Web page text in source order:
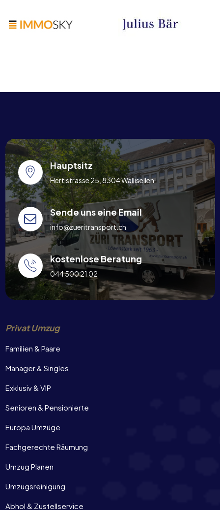
Hauptsitz
Hertistrasse 25, 8304 Wallisellen
Sende uns eine Email
info@zueritransport.ch
kostenlose Beratung
044 500 21 02
Privat Umzug
Familien & Paare
Manager & Singles
Exklusiv & VIP
Senioren & Pensionierte
Europa Umzüge
Fachgerechte Räumung
Umzug Planen
Umzugsreinigung
Abhol & Zustellservice